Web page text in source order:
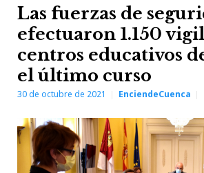
Las fuerzas de
efectuaron 1.150
centros educativos
el último curso
30 de octubre de 2021 EnciendeCuenca